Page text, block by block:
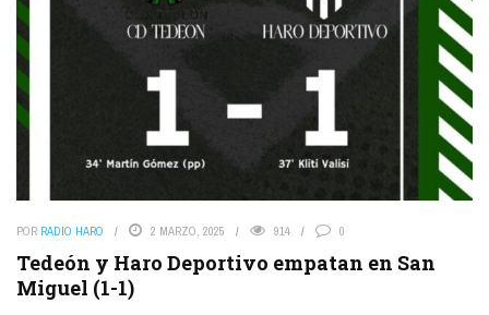
POR RADIO HARO 2 MARZO, 2025 914 0
Tedeón y Haro Deportivo empatan en San
Miguel (1-1)